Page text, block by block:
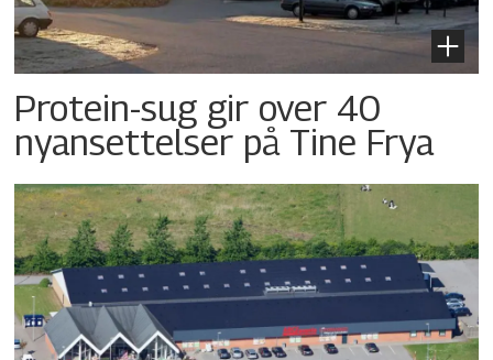
Protein-sug gir over 40
nyansettelser på Tine Frya